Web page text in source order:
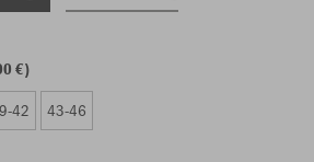
€)
42 43-46